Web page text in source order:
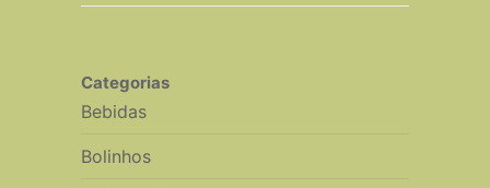
Categorias
Bebidas
Bolinhos